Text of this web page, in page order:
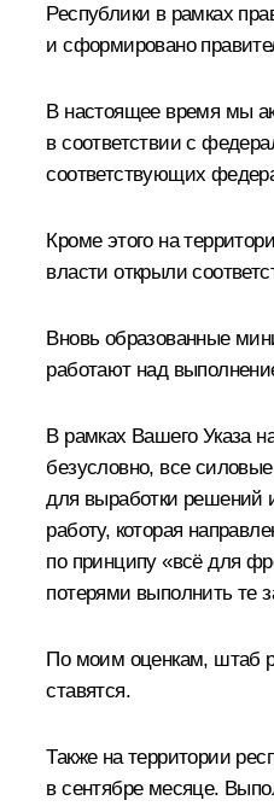
Республики в рамках
и сформировано
В настоящее время мы
в соответствии с
соответствующих
Кроме этого на
власти открыли
Вновь образованные
работают над
В рамках Вашего Указа
безусловно, все
для выработки решений
работу, которая
по принципу «всё для
потерями выполнить те
По моим оценкам, штаб
ставятся.
Также на территории
в сентябре месяце.